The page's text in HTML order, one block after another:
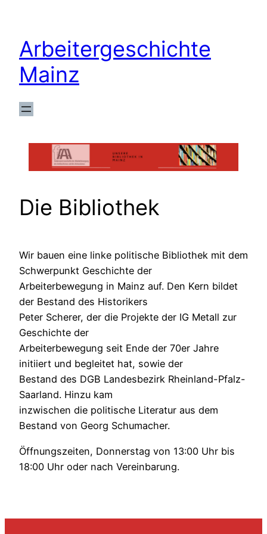
springen
Arbeitergeschichte
Mainz
Die Bibliothek
Wir bauen eine linke politische Bibliothek mit dem
Schwerpunkt Geschichte der
Arbeiterbewegung in Mainz auf. Den Kern bildet
der Bestand des Historikers
Peter Scherer, der die Projekte der IG Metall zur
Geschichte der
Arbeiterbewegung seit Ende der 70er Jahre
initiiert und begleitet hat, sowie der
Bestand des DGB Landesbezirk Rheinland-Pfalz-
Saarland. Hinzu kam
inzwischen die politische Literatur aus dem
Bestand von Georg Schumacher.
Öffnungszeiten, Donnerstag von 13:00 Uhr bis
18:00 Uhr oder nach Vereinbarung.